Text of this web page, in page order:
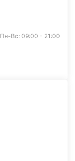
Пн-Вс: 09:00 - 21:00